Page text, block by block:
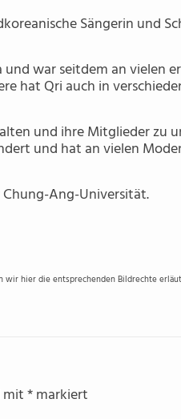
Sängerin und
war seitdem an vielen
hat Qri auch in
und ihre Mitglieder zu
und hat an vielen
Ang-Universität.
hier die entsprechenden Bildrechte
mit*markiert